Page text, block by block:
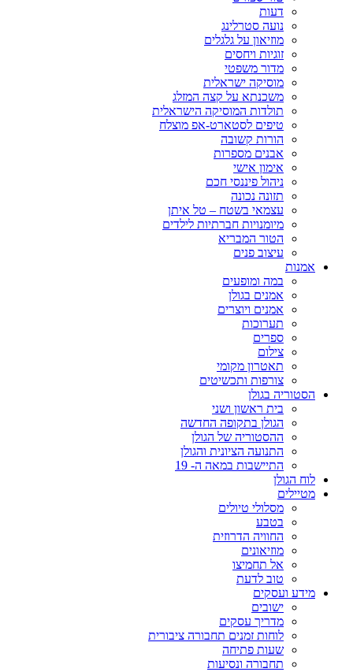
דעות
נועה סטרלינג
מוזיאון על גלגלים
זוגיות ויחסים
מדור משפטי
מוסיקה ישראלית
משכנתא על קצה המזלג
תולדות המוסיקה הישראלית
טיפים לסטארט-אפ מוצלח
הורות קשובה
אבנים מספרות
אימון אישי
ניהול פיננסי חכם
תזונה נכונה
עצמאי בשטח – טל איתן
מיומנויות חברתיות לילדים
הטור המבריא
עיצוב פנים
אמנות
במה ומופעים
אמנים בגולן
אמנים ויוצרים
תערוכות
ספרים
צילום
תאטרון מקומי
צורפות ותכשיטים
הסטוריה בגולן
בית ראשון ושני
הגולן בתקופה החדשה
ההסטוריה של הגולן
התנועה הציונית והגולן
התיישבות במאה ה- 19
לוח הגולן
מטיילים
מסלולי טיולים
בטבע
החוויה הדרוזית
מוזיאונים
אל תחמיצו
טוב לדעת
מידע ועסקים
ישובים
מדריך עסקים
לוחות זמנים תחבורה ציבורית
שעות פתיחה
תחבורה ונסיעות